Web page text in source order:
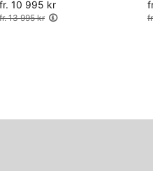
fr. 10 995 kr
Ordinarie pris:
fr. 13 995 kr